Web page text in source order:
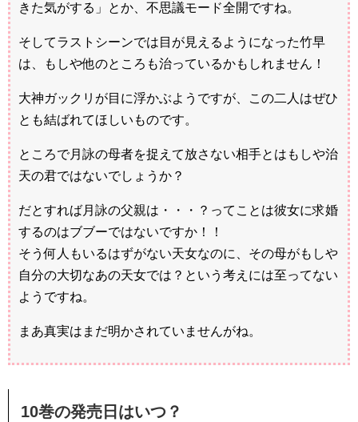
きた気がする」とか、不思議モード全開ですね。
そしてラストシーンでは目が見えるようになった竹早
は、もしや他のところも治っているかもしれません！
大神ガックリが目に浮かぶようですが、この二人はぜひ
とも結ばれてほしいものです。
ところで月詠の母者を捉えて放さない相手とはもしや治
天の君ではないでしょうか？
だとすれば月詠の父親は・・・？ってことは彼女に求婚
するのはブブーではないですか！！
そう何人もいるはずがない天女なのに、その母がもしや
自分の大切なあの天女では？という考えには至ってない
ようですね。
まあ真実はまだ明かされていませんがね。
10巻の発売日はいつ？